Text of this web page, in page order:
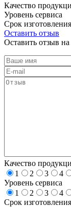
Качество
Уровень сервиса
Срок изготовления
Оставить отзыв
Оставить отзыв
Качество
1
2 3 4
Уровень сервиса
1
2 3 4
Срок изготовления